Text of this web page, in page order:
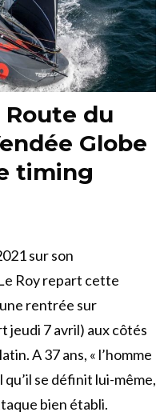
Route du
Globe
timing
sur son
Roy repart cette
rentrée sur
jeudi 7 avril) aux côtés
A 37 ans, « l’homme
se définit lui-même,
bien établi.